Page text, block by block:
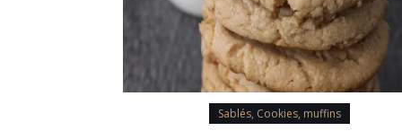
Sablés, Cookies, muffins